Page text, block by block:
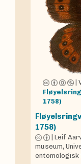
|
1758)
1758)
Leif
museum,
entomologisk